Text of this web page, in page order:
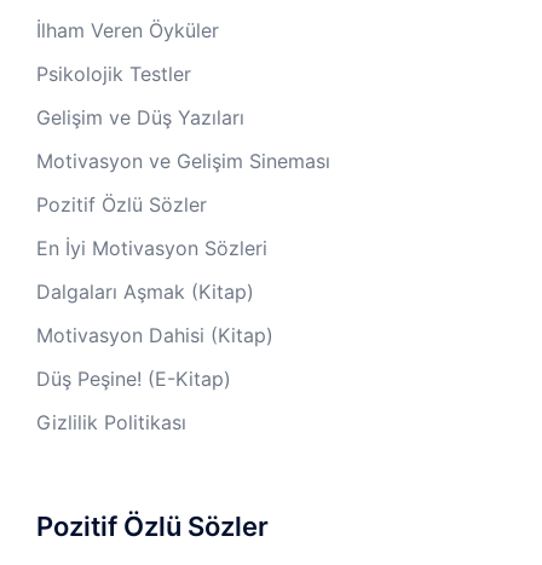
İlham Veren Öyküler
Psikolojik Testler
Gelişim ve Düş Yazıları
Motivasyon ve Gelişim Sineması
Pozitif Özlü Sözler
En İyi Motivasyon Sözleri
Dalgaları Aşmak (Kitap)
Motivasyon Dahisi (Kitap)
Düş Peşine! (E-Kitap)
Gizlilik Politikası
Pozitif Özlü Sözler